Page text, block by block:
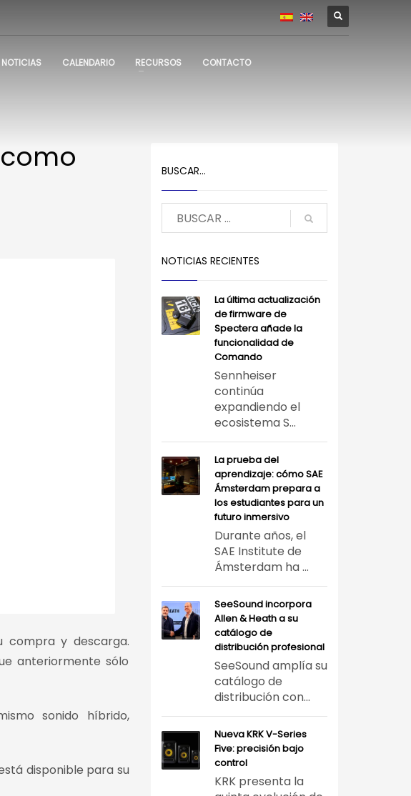
NOTICIAS CALENDARIO RECURSOS CONTACTO
compra y descarga.
anteriormente sólo
sonido híbrido,
disponible para su
BUSCAR…
NOTICIAS RECIENTES
La última actualización
de firmware de
Spectera añade la
funcionalidad de
Comando
Sennheiser
continúa
expandiendo el
ecosistema S...
La prueba del
aprendizaje: cómo SAE
Ámsterdam prepara a
los estudiantes para un
futuro inmersivo
Durante años, el
SAE Institute de
Ámsterdam ha ...
SeeSound incorpora
Allen & Heath a su
catálogo de
distribución profesional
SeeSound amplía su
catálogo de
distribución con...
Nueva KRK V-Series
Five: precisión bajo
control
KRK presenta la